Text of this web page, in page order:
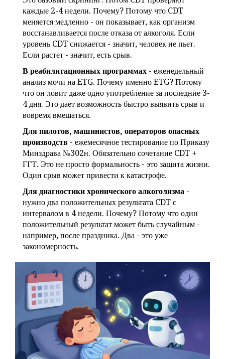
каждые 2-4 недели. Почему? Потому что CDT
меняется медленно - он показывает, как организм
восстанавливается после отказа от алкоголя. Если
уровень CDT снижается - значит, человек не пьет.
Если растет - значит, есть срыв.
В реабилитационных программах - еженедельный
анализ мочи на ETG. Почему именно ETG? Потому
что он ловит даже одно употребление за последние 3-
4 дня. Это дает возможность быстро выявить срыв и
вовремя вмешаться.
Для пилотов, машинистов, операторов опасных
производств - ежемесячное тестирование по Приказу
Минздрава №302н. Обязательно сочетание CDT +
ГГТ. Это не просто формальность - это защита жизни.
Один срыв может привести к катастрофе.
Для диагностики хронического алкоголизма -
нужно два положительных результата CDT с
интервалом в 4 недели. Почему? Потому что один
положительный результат может быть случайным -
например, после праздника. Два - это уже
закономерность.